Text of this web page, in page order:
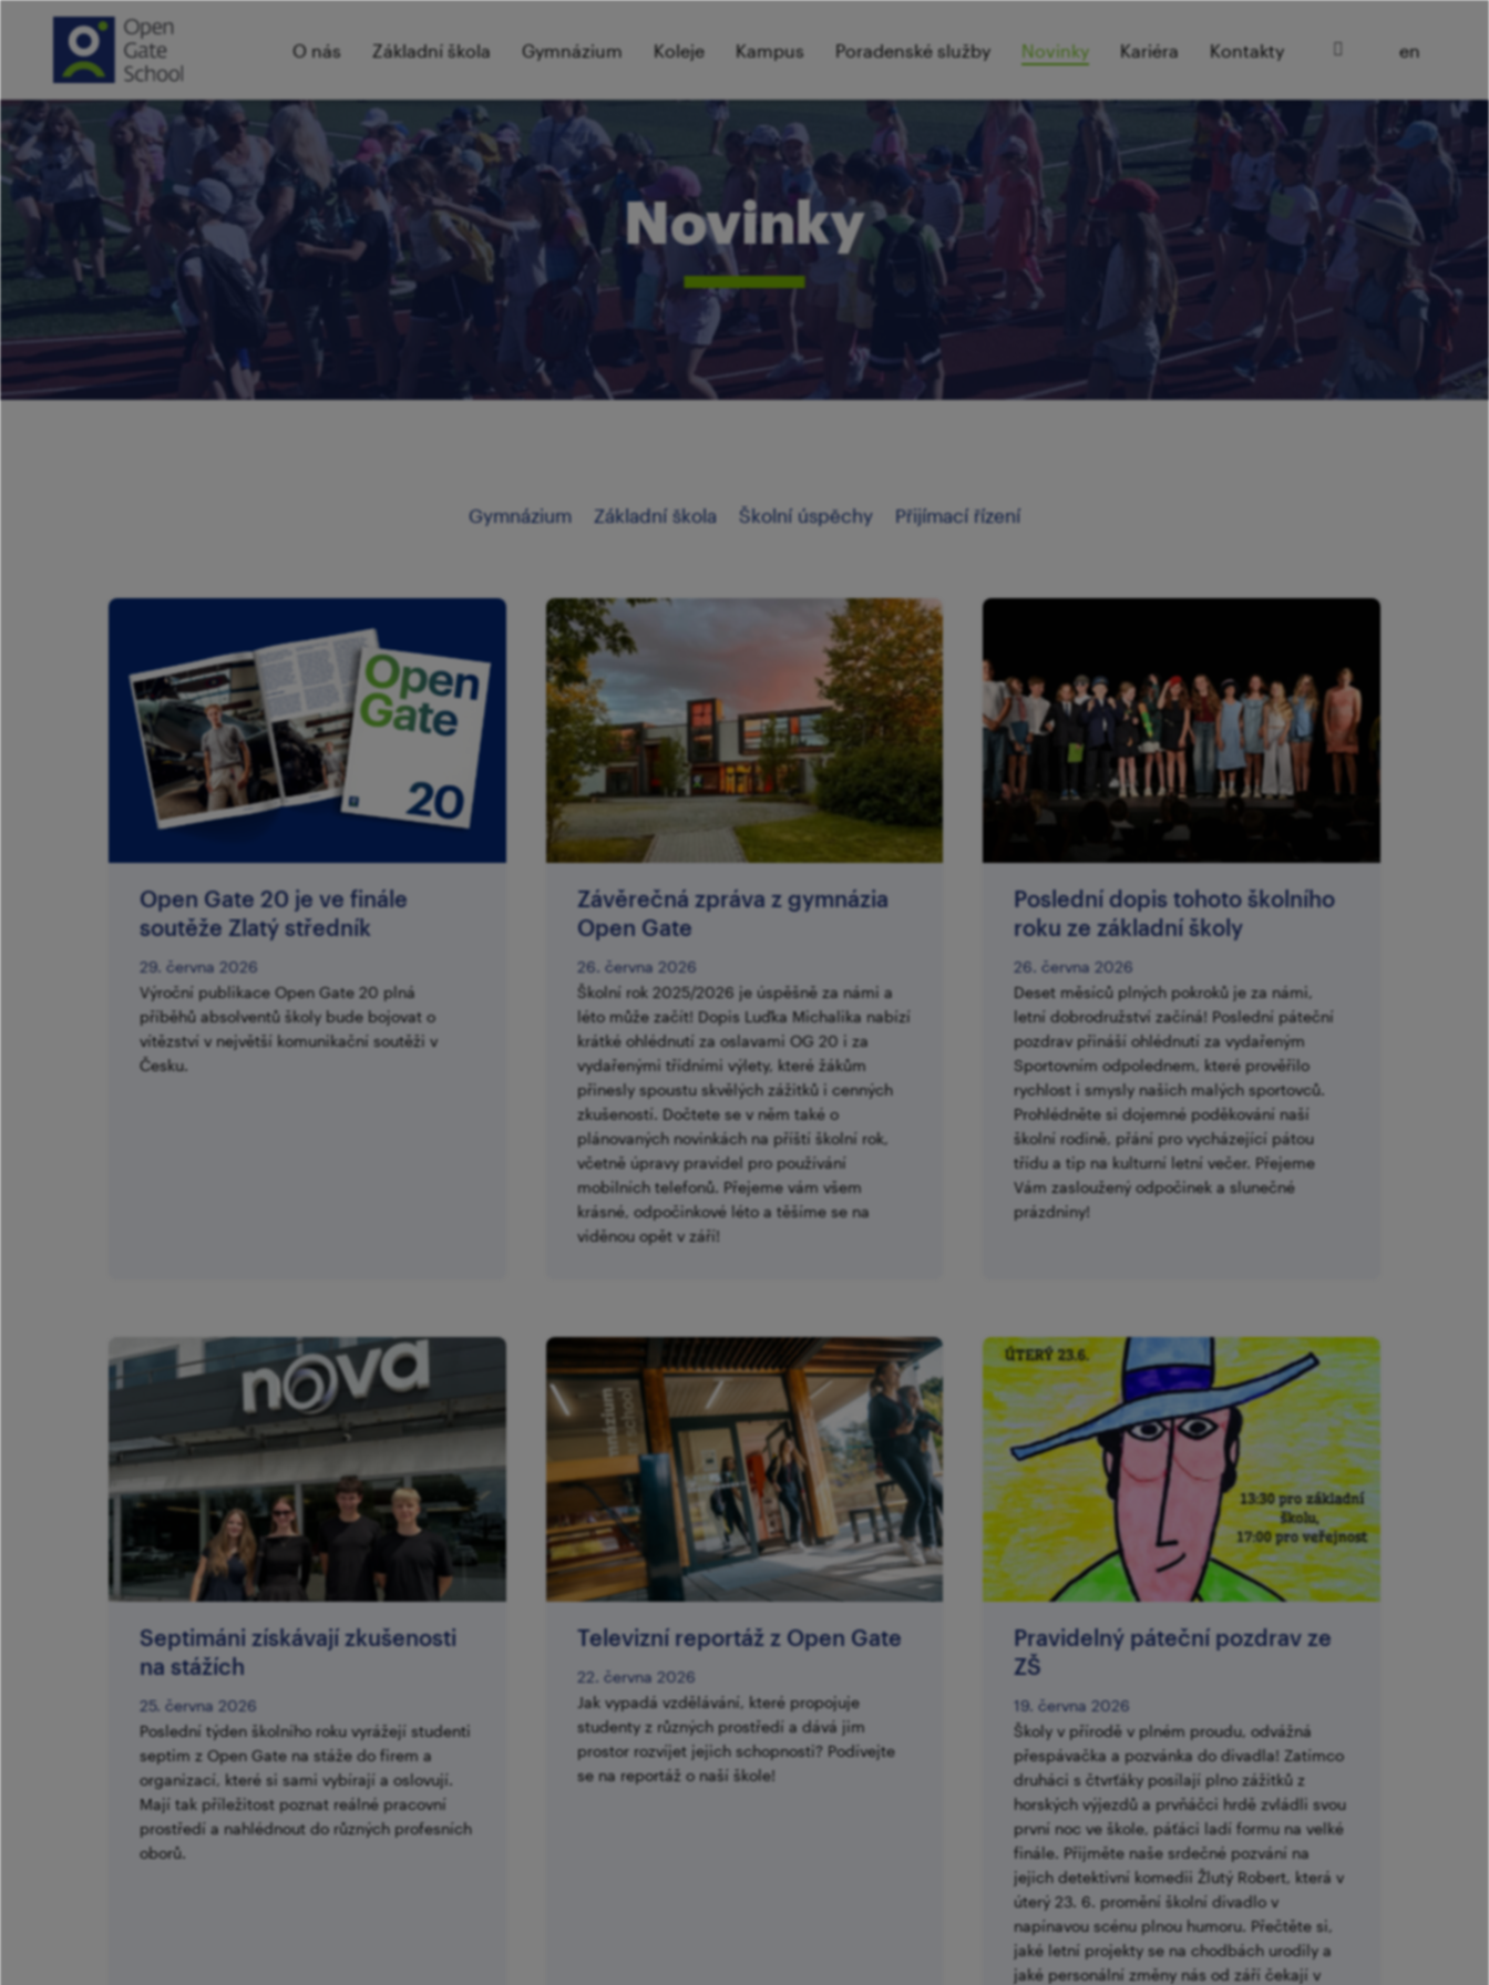
O nás Základní škola Gymnázium Koleje Kampus Poradenské služby Novinky Kariéra Kontakty cz
en
Novinky
Gymnázium Základní škola Školní úspěchy Přijímací řízení
Open Gate 20 je ve finále
soutěže Zlatý středník
29. června 2026
Výroční publikace Open Gate 20 plná
příběhů absolventů školy bude bojovat o
vítězství v největší komunikační soutěži v
Česku.
Závěrečná zpráva z gymnázia
Open Gate
26. června 2026
Školní rok 2025/2026 je úspěšně za námi a
léto může začít! Dopis Luďka Michalika nabízí
krátké ohlédnutí za oslavami OG 20 i za
vydařenými třídními výlety, které žákům
přinesly spoustu skvělých zážitků i cenných
zkušeností. Dočtete se v něm také o
plánovaných novinkách na příští školní rok,
včetně úpravy pravidel pro používání
mobilních telefonů. Přejeme vám všem
krásné, odpočinkové léto a těšíme se na
viděnou opět v září!
Poslední dopis tohoto školního
roku ze základní školy
26. června 2026
Deset měsíců plných pokroků je za námi,
letní dobrodružství začíná! Poslední páteční
pozdrav přináší ohlédnutí za vydařeným
Sportovním odpolednem, které prověřilo
rychlost i smysly našich malých sportovců.
Prohlédněte si dojemné poděkování naší
školní rodině, přání pro vycházející pátou
třídu a tip na kulturní letní večer. Přejeme
Vám zasloužený odpočinek a slunečné
prázdniny!
Septimáni získávají zkušenosti
na stážích
25. června 2026
Poslední týden školního roku vyrážejí studenti
septim z Open Gate na stáže do firem a
organizací, které si sami vybírají a oslovují.
Mají tak příležitost poznat reálné pracovní
prostředí a nahlédnout do různých profesních
oborů.
Televizní reportáž z Open Gate
22. června 2026
Jak vypadá vzdělávání, které propojuje
studenty z různých prostředí a dává jim
prostor rozvíjet jejich schopnosti? Podívejte
se na reportáž o naší škole!
Pravidelný páteční pozdrav ze
ZŠ
19. června 2026
Školy v přírodě v plném proudu, odvážná
přespávačka a pozvánka do divadla! Zatímco
druháci s čtvrťáky posílají plno zážitků z
horských výjezdů a prvňáčci hrdě zvládli svou
první noc ve škole, páťáci ladí formu na velké
finále. Přijměte naše srdečné pozvání na
jejich detektivní komedii Žlutý Robert, která v
úterý 23. 6. promění školní divadlo v
napínavou scénu plnou humoru. Přečtěte si,
jaké letní projekty se na chodbách urodily a
jaké personální změny nás od září čekají v